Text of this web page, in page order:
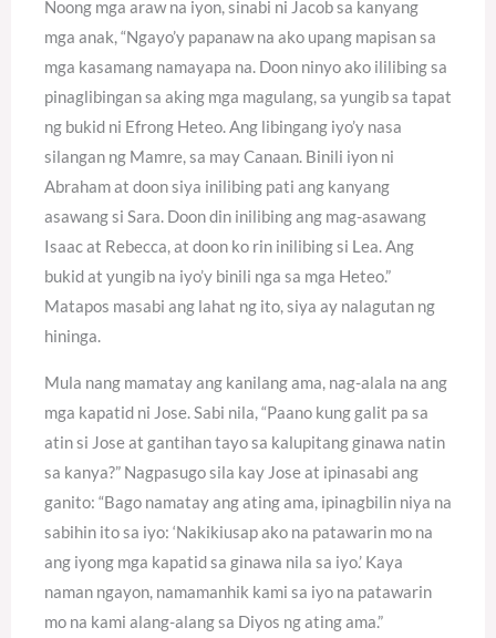
Noong mga araw na iyon, sinabi ni Jacob sa kanyang
mga anak, “Ngayo’y papanaw na ako upang mapisan sa
mga kasamang namayapa na. Doon ninyo ako ililibing sa
pinaglibingan sa aking mga magulang, sa yungib sa tapat
ng bukid ni Efrong Heteo. Ang libingang iyo’y nasa
silangan ng Mamre, sa may Canaan. Binili iyon ni
Abraham at doon siya inilibing pati ang kanyang
asawang si Sara. Doon din inilibing ang mag-asawang
Isaac at Rebecca, at doon ko rin inilibing si Lea. Ang
bukid at yungib na iyo’y binili nga sa mga Heteo.”
Matapos masabi ang lahat ng ito, siya ay nalagutan ng
hininga.
Mula nang mamatay ang kanilang ama, nag-alala na ang
mga kapatid ni Jose. Sabi nila, “Paano kung galit pa sa
atin si Jose at gantihan tayo sa kalupitang ginawa natin
sa kanya?” Nagpasugo sila kay Jose at ipinasabi ang
ganito: “Bago namatay ang ating ama, ipinagbilin niya na
sabihin ito sa iyo: ‘Nakikiusap ako na patawarin mo na
ang iyong mga kapatid sa ginawa nila sa iyo.’ Kaya
naman ngayon, namamanhik kami sa iyo na patawarin
mo na kami alang-alang sa Diyos ng ating ama.”